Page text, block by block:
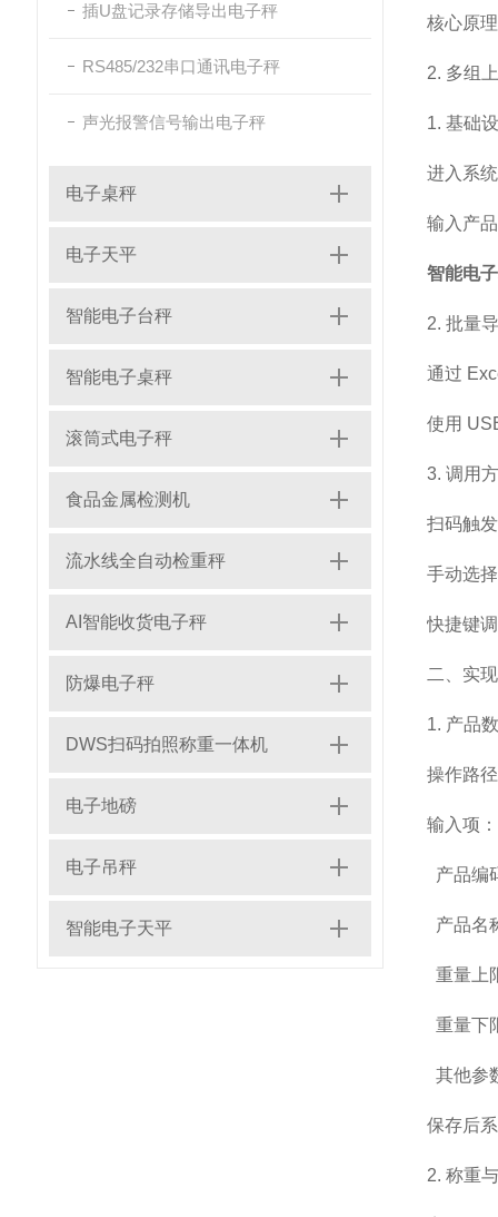
插U盘记录存储导出电子秤
RS485/232串口通讯电子秤
声光报警信号输出电子秤
电子桌秤
电子天平
智能电子台秤
智能电子桌秤
滚筒式电子秤
食品金属检测机
流水线全自动检重秤
AI智能收货电子秤
防爆电子秤
DWS扫码拍照称重一体机
电子地磅
电子吊秤
智能电子天平
核心原
2. 多组
1. 基础
进入系
输入产
智能电
2. 批量
通过
使用
3. 调用
扫码触
手动选
快捷键
二、实
1. 产品
操作路
输入项：
产品编
产品名
重量上
重量下
其他参
保存后
2. 称重